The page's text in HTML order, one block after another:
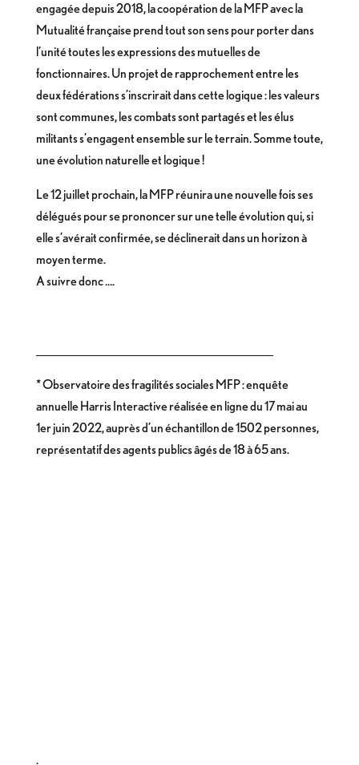
engagée depuis 2018, la coopération de la MFP avec la
Mutualité française prend tout son sens pour porter dans
l’unité toutes les expressions des mutuelles de
fonctionnaires. Un projet de rapprochement entre les
deux fédérations s’inscrirait dans cette logique : les valeurs
sont communes, les combats sont partagés et les élus
militants s’engagent ensemble sur le terrain. Somme toute,
une évolution naturelle et logique !
Le 12 juillet prochain, la MFP réunira une nouvelle fois ses
délégués pour se prononcer sur une telle évolution qui, si
elle s’avérait confirmée, se déclinerait dans un horizon à
moyen terme.
A suivre donc ….
* Observatoire des fragilités sociales MFP : enquête
annuelle Harris Interactive réalisée en ligne du 17 mai au
1er juin 2022, auprès d’un échantillon de 1502 personnes,
représentatif des agents publics âgés de 18 à 65 ans.
.